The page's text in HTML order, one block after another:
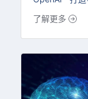
的其他创业团
型的研究和商
了解更多